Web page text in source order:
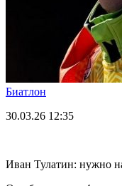
Биатлон
30.03.26 12:35
Иван Тулатин: нужно